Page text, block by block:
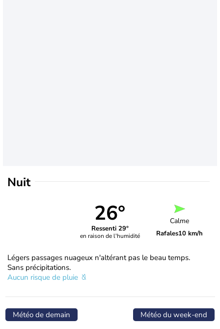
Nuit
26°
Ressenti 29°
en raison de l'humidité
Calme
Rafales10 km/h
Légers passages nuageux n'altérant pas le beau temps.
Sans précipitations.
Aucun risque de pluie
Météo de demain Météo du week-end